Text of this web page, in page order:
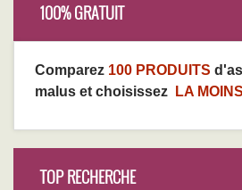
100% GRATUIT
Comparez 100 PRODUITS
malus et choisissez
LA
TOP RECHERCHE